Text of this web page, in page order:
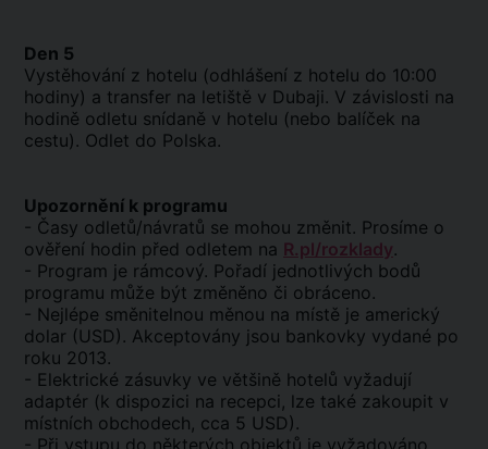
Den 5
Vystěhování z hotelu (odhlášení z hotelu do 10:00
hodiny) a transfer na letiště v Dubaji. V závislosti na
hodině odletu snídaně v hotelu (nebo balíček na
cestu). Odlet do Polska.
Upozornění k programu
- Časy odletů/návratů se mohou změnit. Prosíme o
ověření hodin před odletem na R.pl/rozklady.
- Program je rámcový. Pořadí jednotlivých bodů
programu může být změněno či obráceno.
- Nejlépe směnitelnou měnou na místě je americký
dolar (USD). Akceptovány jsou bankovky vydané po
roku 2013.
- Elektrické zásuvky ve většině hotelů vyžadují
adaptér (k dispozici na recepci, lze také zakoupit v
místních obchodech, cca 5 USD).
- Při vstupu do některých objektů je vyžadováno